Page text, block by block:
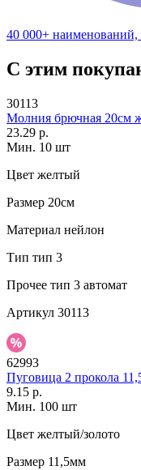
40 000+ наименований,
С этим
30113
Молния брючная 20см
23.29 р.
Мин. 10 шт
Цвет желтый
Размер 20см
Материал нейлон
Тип тип 3
Прочее тип 3 автомат
Артикул 30113
62993
Пуговица 2 прокола
9.15 р.
Мин. 100 шт
Цвет желтый/золото
Размер 11,5мм